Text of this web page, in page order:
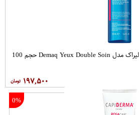
اسپری پاک کننده چشم و مژه لیراک مدل Demaq Yeux Double Soin حجم 100
۱۹۷,۵۰۰
0%